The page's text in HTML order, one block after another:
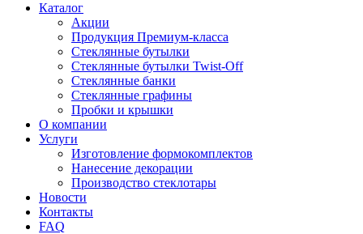
Каталог
Акции
Продукция Премиум-класса
Стеклянные бутылки
Стеклянные бутылки Twist-Off
Стеклянные банки
Стеклянные графины
Пробки и крышки
О компании
Услуги
Изготовление формокомплектов
Нанесение декорации
Производство стеклотары
Новости
Контакты
FAQ